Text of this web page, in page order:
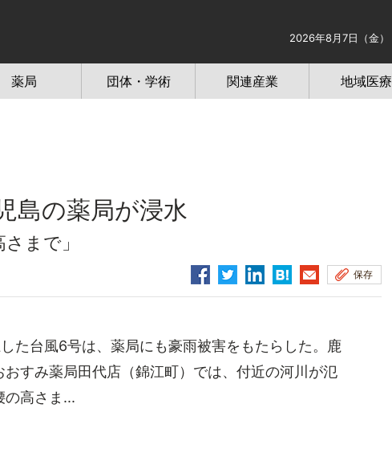
2026年8月7日（金）
薬局 団体・学術 関連産業 地域医療
島の薬局が浸水
まで」
保存
た台風6号は、薬局にも豪雨被害をもたらした。鹿
すみ薬局田代店（錦江町）では、付近の河川が氾
の高さま...